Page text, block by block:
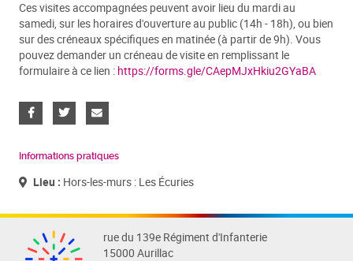
Ces visites accompagnées peuvent avoir lieu du mardi au
samedi, sur les horaires d'ouverture au public (14h - 18h), ou bien
sur des créneaux spécifiques en matinée (à partir de 9h). Vous
pouvez demander un créneau de visite en remplissant le
formulaire à ce lien : https://forms.gle/CAepMJxHkiu2GYaBA
Informations pratiques
Lieu : Hors-les-murs : Les Écuries
rue du 139e Régiment d'Infanterie
15000 Aurillac